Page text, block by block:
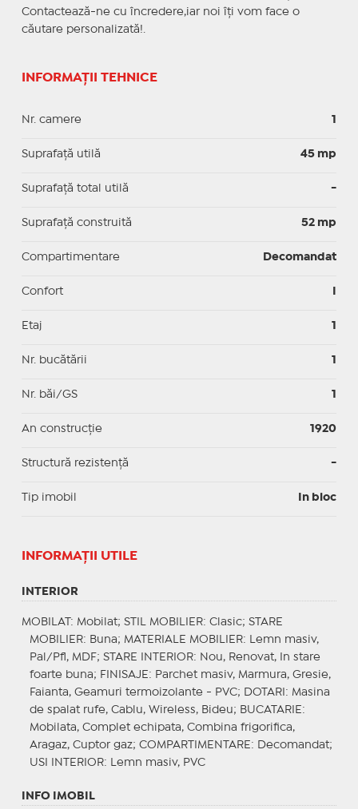
Contactează-ne cu încredere,iar noi îți vom face o
căutare personalizată!.
INFORMAȚII TEHNICE
Nr. camere 1
Suprafaţă utilă 45 mp
Suprafaţă total utilă -
Suprafaţă construită 52 mp
Compartimentare Decomandat
Confort
Etaj 1
Nr. bucătării 1
Nr. băi/GS 1
An construcție 1920
Structură rezistență -
Tip imobil In bloc
INFORMAŢII UTILE
INTERIOR
MOBILAT : Mobilat; STIL MOBILIER: Clasic; STARE
MOBILIER: Buna; MATERIALE MOBILIER: Lemn masiv,
Pal/Pfl, MDF; STARE INTERIOR: Nou, Renovat, In stare
foarte buna; FINISAJE : Parchet masiv, Marmura, Gresie,
Faianta, Geamuri termoizolante - PVC;
DOTARI : Masina
de spalat rufe, Cablu, Wireless, Bideu; BUCATARIE :
Mobilata, Complet echipata, Combina frigorifica,
Aragaz, Cuptor gaz; COMPARTIMENTARE : Decomandat;
USI INTERIOR: Lemn masiv, PVC
INFO IMOBIL